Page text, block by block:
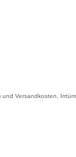
Versandkosten,